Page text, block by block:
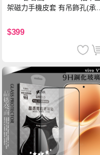
架磁力手機皮套 有吊飾孔(承諾
$399